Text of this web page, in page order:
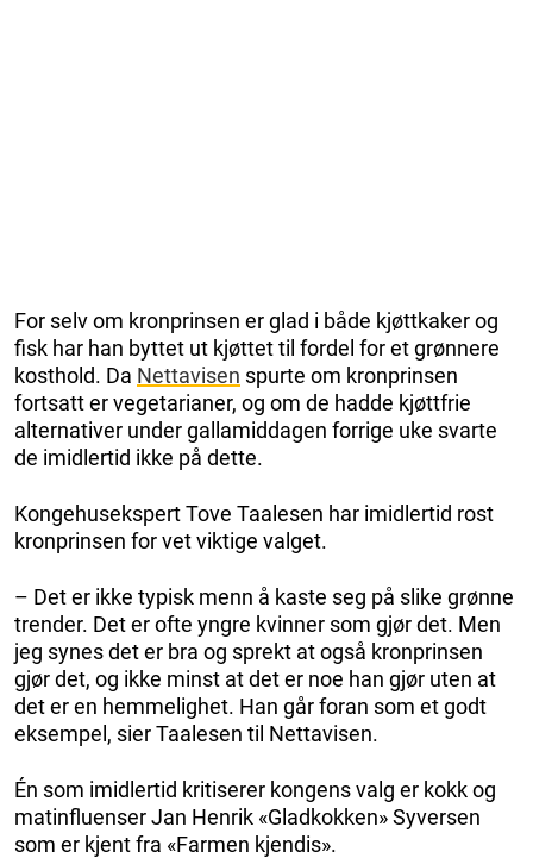
For selv om kronprinsen er glad i både kjøttkaker og
fisk har han byttet ut kjøttet til fordel for et grønnere
kosthold. Da Nettavisen spurte om kronprinsen
fortsatt er vegetarianer, og om de hadde kjøttfrie
alternativer under gallamiddagen forrige uke svarte
de imidlertid ikke på dette.
Kongehusekspert Tove Taalesen har imidlertid rost
kronprinsen for vet viktige valget.
– Det er ikke typisk menn å kaste seg på slike grønne
trender. Det er ofte yngre kvinner som gjør det. Men
jeg synes det er bra og sprekt at også kronprinsen
gjør det, og ikke minst at det er noe han gjør uten at
det er en hemmelighet. Han går foran som et godt
eksempel, sier Taalesen til Nettavisen.
Én som imidlertid kritiserer kongens valg er kokk og
matinfluenser Jan Henrik «Gladkokken» Syversen
som er kjent fra «Farmen kjendis».